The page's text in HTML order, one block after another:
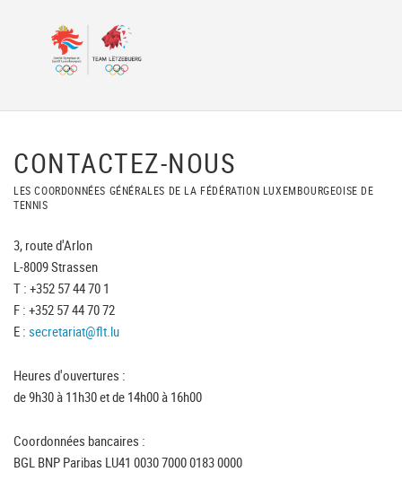
CONTACTEZ-NOUS
LES COORDONNÉES GÉNÉRALES DE LA FÉDÉRATION LUXEMBOURGEOISE DE
TENNIS
3, route d'Arlon
L-8009 Strassen
T : +352 57 44 70 1
F : +352 57 44 70 72
E : secretariat@flt.lu
Heures d'ouvertures :
de 9h30 à 11h30 et de 14h00 à 16h00
Coordonnées bancaires :
BGL BNP Paribas LU41 0030 7000 0183 0000